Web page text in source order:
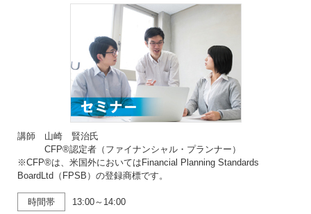
講師 山崎 賢治氏
CFP®認定者（ファイナンシャル・プランナー）
※CFP®は、米国外においてはFinancial Planning Standards
BoardLtd（FPSB）の登録商標です。
時間帯 13:00～14:00